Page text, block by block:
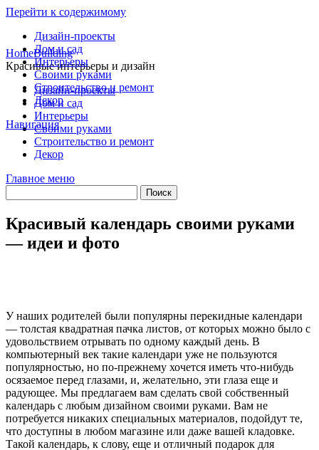
Перейти к содержимому
Дизайн-проекты
Дом и сад
Интерьеры
Своими руками
Строительство и ремонт
Декор
Навигация
HomeBuilding
Красивые интерьеры и дизайн
Дизайн-проекты
Дом и сад
Интерьеры
Своими руками
Строительство и ремонт
Декор
Главное меню
Красивый календарь своими руками
— идеи и фото
У наших родителей были популярны перекидные календари
— толстая квадратная пачка листов, от которых можно было с
удовольствием отрывать по одному каждый день. В
компьютерный век такие календари уже не пользуются
популярностью, но по-прежнему хочется иметь что-нибудь
осязаемое перед глазами, и, желательно, эти глаза еще и
радующее. Мы предлагаем вам сделать свой собственный
календарь с любым дизайном своими руками. Вам не
потребуется никаких специальных материалов, подойдут те,
что доступны в любом магазине или даже вашей кладовке.
Такой календарь, к слову, еще и отличный подарок для